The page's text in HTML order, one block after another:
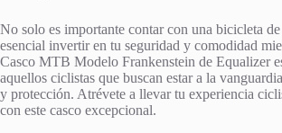
No solo es importante contar con una bicicleta
esencial invertir en tu seguridad y comodidad
Casco MTB Modelo Frankenstein de Equalizer
aquellos ciclistas que buscan estar a la
y protección. Atrévete a llevar tu experiencia
con este casco excepcional.